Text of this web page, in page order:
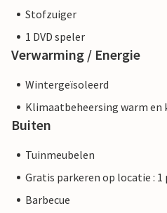
Stofzuiger
1 DVD speler
Verwarming / Energie
Wintergeïsoleerd
Klimaatbeheersing warm en
Buiten
Tuinmeubelen
Gratis parkeren op locatie : 1
Barbecue